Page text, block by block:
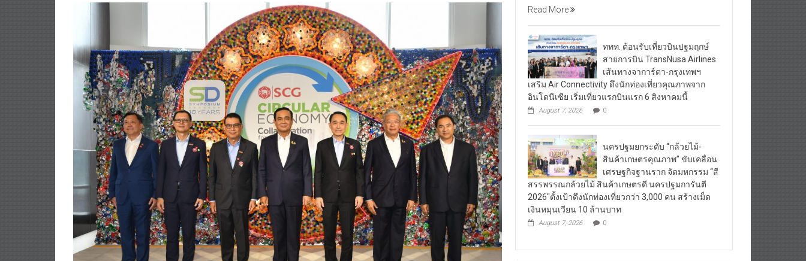
Read More
ททท. ต้อนรับเที่ยวบินปฐมฤกษ์
สายการบิน TransNusa Airlines
เส้นทางจาการ์ตา-กรุงเทพฯ
เสริม Air Connectivity ดึงนักท่องเที่ยวคุณภาพจาก
อินโดนีเซีย เริ่มเที่ยวแรกบินแรก 6 สิงหาคมนี้
August 7, 2026 0
นครปฐมยกระดับ “กล้วยไม้-
สินค้าเกษตรคุณภาพ” ขับเคลื่อน
เศรษฐกิจฐานราก จัดมหกรรม “สี
สรรพรรณกล้วยไม้ สินค้าเกษตรดี นครปฐมการันตี
2026″ตั้งเป้าดึงนักท่องเที่ยวกว่า 3,000 คน สร้างเม็ด
เงินหมุนเวียน 10 ล้านบาท
August 7, 2026 0